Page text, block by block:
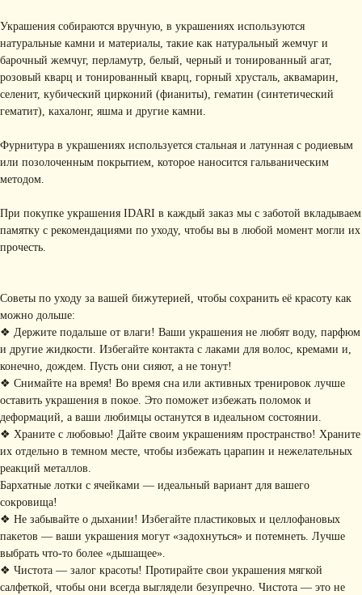
Украшения собираются вручную, в украшениях используются
натуральные камни и материалы, такие как натуральный жемчуг и
барочный жемчуг, перламутр, белый, черный и тонированный агат,
розовый кварц и тонированный кварц, горный хрусталь, аквамарин,
селенит, кубический цирконий (фианиты), гематин (синтетический
гематит), кахалонг, яшма и другие камни.
Фурнитура в украшениях используется стальная и латунная с родиевым
или позолоченным покрытием, которое наносится гальваническим
методом.
При покупке украшения IDARI в каждый заказ мы с заботой вкладываем
памятку с рекомендациями по уходу, чтобы вы в любой момент могли их
прочесть.
Советы по уходу за вашей бижутерией, чтобы сохранить её красоту как
можно дольше:
❖ Держите подальше от влаги! Ваши украшения не любят воду, парфюм
и другие жидкости. Избегайте контакта с лаками для волос, кремами и,
конечно, дождем. Пусть они сияют, а не тонут!
❖ Снимайте на время! Во время сна или активных тренировок лучше
оставить украшения в покое. Это поможет избежать поломок и
деформаций, а ваши любимцы останутся в идеальном состоянии.
❖ Храните с любовью! Дайте своим украшениям пространство! Храните
их отдельно в темном месте, чтобы избежать царапин и нежелательных
реакций металлов.
Бархатные лотки с ячейками — идеальный вариант для вашего
сокровища!
❖ Не забывайте о дыхании! Избегайте пластиковых и целлофановых
пакетов — ваши украшения могут «задохнуться» и потемнеть. Лучше
выбрать что-то более «дышащее».
❖ Чистота — залог красоты! Протирайте свои украшения мягкой
салфеткой, чтобы они всегда выглядели безупречно. Чистота — это не
ПОДПИШИТЕСЬ НА
РАССЫЛКУ
• Обмен и возврат
• Доставка и оплата
• Рекомендации
по уходу
• Новости
• Упаковка
• Об IDARI
• Главная
• Каталог
idari.brand@mail.ru
+ 7 (916) 958-00-78
КОНТАКТЫ
Рассказываем о новых
коллекциях, акциях и трендах
РАЗДЕЛЫ ИНТЕРНЕТ-
МАГАЗИНА